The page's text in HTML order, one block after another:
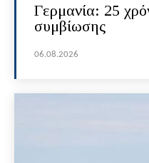
Γερμανία: 25
συμβίωσης
06.08.2026